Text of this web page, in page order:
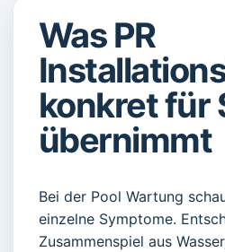
Was PR
konkret für
übernimmt
Bei der Pool Wartung
einzelne Symptome.
Zusammenspiel aus